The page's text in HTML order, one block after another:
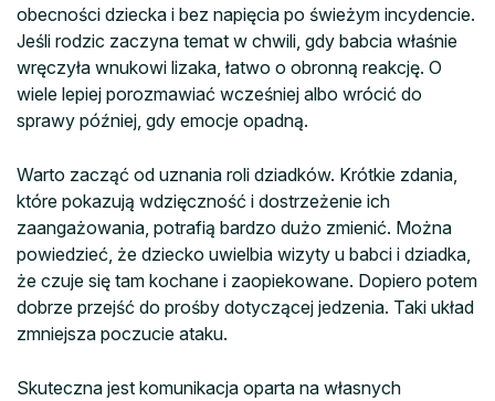
obecności dziecka i bez napięcia po świeżym incydencie.
Jeśli rodzic zaczyna temat w chwili, gdy babcia właśnie
wręczyła wnukowi lizaka, łatwo o obronną reakcję. O
wiele lepiej porozmawiać wcześniej albo wrócić do
sprawy później, gdy emocje opadną.
Warto zacząć od uznania roli dziadków. Krótkie zdania,
które pokazują wdzięczność i dostrzeżenie ich
zaangażowania, potrafią bardzo dużo zmienić. Można
powiedzieć, że dziecko uwielbia wizyty u babci i dziadka,
że czuje się tam kochane i zaopiekowane. Dopiero potem
dobrze przejść do prośby dotyczącej jedzenia. Taki układ
zmniejsza poczucie ataku.
Skuteczna jest komunikacja oparta na własnych